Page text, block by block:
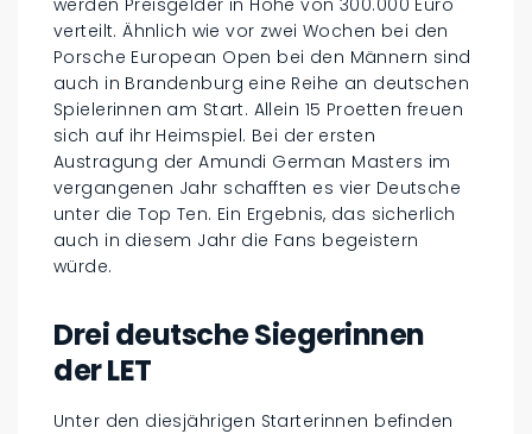
verteilt. Ähnlich wie vor zwei Wochen bei den
Porsche European Open bei den Männern sind
auch in Brandenburg eine Reihe an deutschen
Spielerinnen am Start. Allein 15 Proetten freuen
sich auf ihr Heimspiel. Bei der ersten
Austragung der Amundi German Masters im
vergangenen Jahr schafften es vier Deutsche
unter die Top Ten. Ein Ergebnis, das sicherlich
auch in diesem Jahr die Fans begeistern
würde.
Drei deutsche Siegerinnen
der LET
Unter den diesjährigen Starterinnen befinden